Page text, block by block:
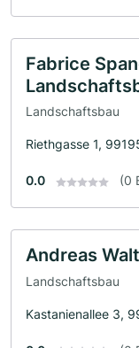
Fabrice
Landschaftsbau
Riethgasse 1,
0.0 (0
Andreas
Landschaftsbau
Kastanienallee 3,